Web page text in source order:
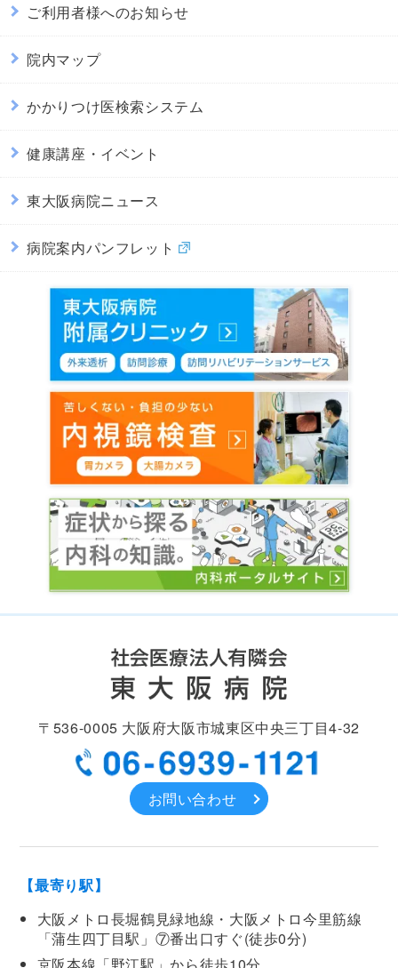
ご利用者様へのお知らせ
院内マップ
かかりつけ医検索システム
健康講座・イベント
東大阪病院ニュース
病院案内パンフレット
〒536-0005 大阪府大阪市城東区中央三丁目4-32
お問い合わせ
【最寄り駅】
大阪メトロ長堀鶴見緑地線・大阪メトロ今里筋線
「蒲生四丁目駅」⑦番出口すぐ(徒歩0分)